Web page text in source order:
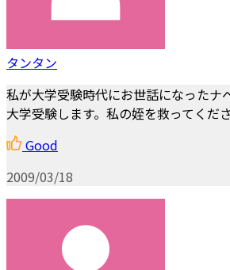
タンタン
私が大学受験時代にお世話になったナ
大学受験します。私の姪を救ってくだ
Good
2009/03/18